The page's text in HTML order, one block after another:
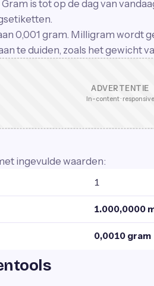
is tot op de dag van
0,001 gram. Milligram wordt
te duiden, zoals het gewicht
ADVERTENTIE
In-content · responsive
ingevulde waarden:
1
1.000,0000
0,0010 gram